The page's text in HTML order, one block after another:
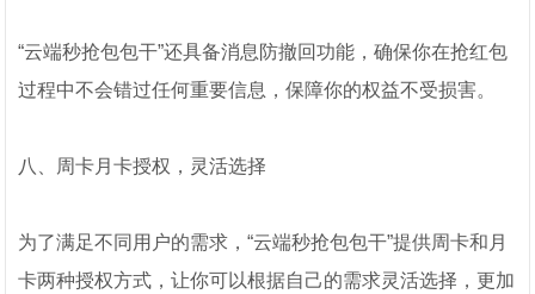
“云端秒抢包包干”还具备消息防撤回功能，确保你在抢红包
过程中不会错过任何重要信息，保障你的权益不受损害。
八、周卡月卡授权，灵活选择
为了满足不同用户的需求，“云端秒抢包包干”提供周卡和月
卡两种授权方式，让你可以根据自己的需求灵活选择，更加